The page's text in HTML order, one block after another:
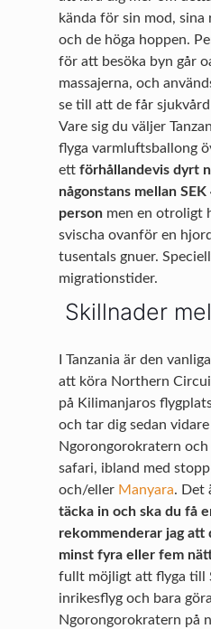
kända för sin mod,
och de höga hoppen.
för att besöka byn går
massajerna, och
se till att de får
Vare sig du väljer
flyga varmluftsballong
ettförhållandevis dyrt
någonstans mellan
person men en otroligt
svischa ovanför en
tusentals gnuer.
migrationstider.
Skillnader
I Tanzania är den
att köra Northern
på Kilimanjaros
och tar dig sedan
Ngorongorokratern
safari, ibland med
och/eller Manyara. Det
täcka in och ska du få
rekommenderar jag att
minst fyra eller fem
fullt möjligt att flyga till
inrikesflyg och bara
Ngorongorokratern på